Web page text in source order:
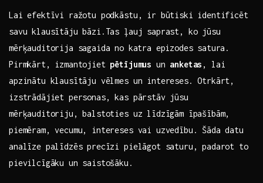
Lai efektīvi ražotu podkāstu, ir būtiski identificēt
savu klausītāju bāzi.Tas ļauj saprast, ko jūsu
mērķauditorija sagaida ⁤no katra epizodes satura.
Pirmkārt, izmantojiet pētījumus un‍ anketas , lai
apzinātu klausītāju vēlmes un intereses. Otrkārt,
izstrādājiet personas, kas pārstāv​ jūsu
mērķauditoriju, balstoties uz līdzīgām īpašībām,
piemēram, vecumu, intereses​ vai uzvedību. Šāda datu
analīze palīdzēs​ precīzi pielāgot saturu, padarot ‍to
pievilcīgāku un ‌saistošāku.